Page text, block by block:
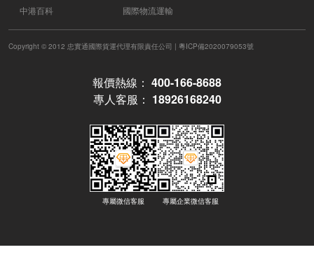
中港百科
國際物流運輸
Copyright © 2012 忠實通國際貨運代理有限責任公司 | 粵ICP備2020079053號
報價熱線： 400-166-8688
專人客服： 18926168240
專屬微信客服 專屬企業微信客服